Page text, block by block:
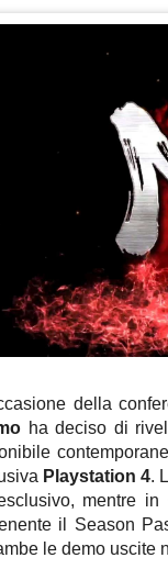
della
ha deciso di
Playstation 4.
mentre in
il Season
le demo uscite